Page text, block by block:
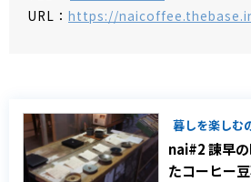
URL： https://
暮しを楽しむ
nai#2 諫早
たコーヒー